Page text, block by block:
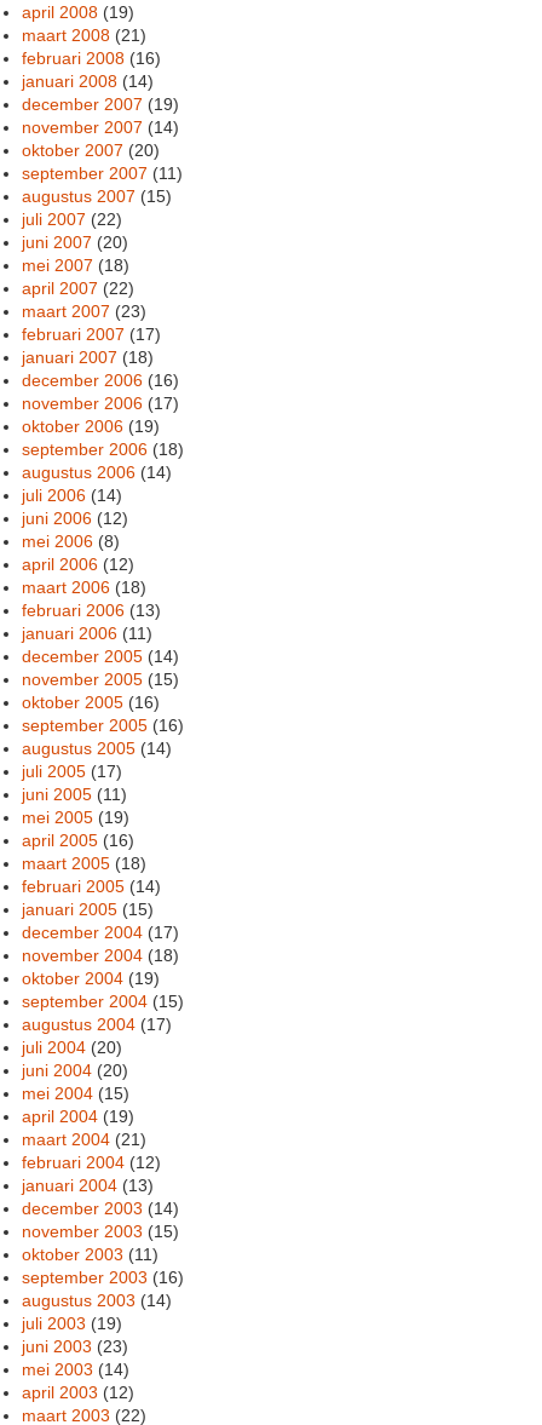
april 2008 (19)
maart 2008 (21)
februari 2008 (16)
januari 2008 (14)
december 2007 (19)
november 2007 (14)
oktober 2007 (20)
september 2007 (11)
augustus 2007 (15)
juli 2007 (22)
juni 2007 (20)
mei 2007 (18)
april 2007 (22)
maart 2007 (23)
februari 2007 (17)
januari 2007 (18)
december 2006 (16)
november 2006 (17)
oktober 2006 (19)
september 2006 (18)
augustus 2006 (14)
juli 2006 (14)
juni 2006 (12)
mei 2006 (8)
april 2006 (12)
maart 2006 (18)
februari 2006 (13)
januari 2006 (11)
december 2005 (14)
november 2005 (15)
oktober 2005 (16)
september 2005 (16)
augustus 2005 (14)
juli 2005 (17)
juni 2005 (11)
mei 2005 (19)
april 2005 (16)
maart 2005 (18)
februari 2005 (14)
januari 2005 (15)
december 2004 (17)
november 2004 (18)
oktober 2004 (19)
september 2004 (15)
augustus 2004 (17)
juli 2004 (20)
juni 2004 (20)
mei 2004 (15)
april 2004 (19)
maart 2004 (21)
februari 2004 (12)
januari 2004 (13)
december 2003 (14)
november 2003 (15)
oktober 2003 (11)
september 2003 (16)
augustus 2003 (14)
juli 2003 (19)
juni 2003 (23)
mei 2003 (14)
april 2003 (12)
maart 2003 (22)